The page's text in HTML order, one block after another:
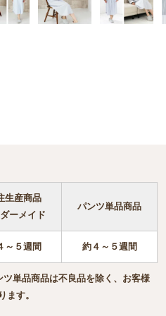
生産商品
ーメイド
パンツ単品商品
～５週間 約４～５週間
単品商品は不良品を除く、お客様
ます。